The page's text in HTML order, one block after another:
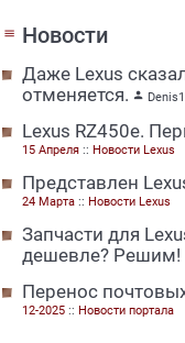
menu Новости
Даже Lexus
отменяется.  Denis1
Lexus RZ450e.
15 Апреля :: Новости Lexus
Представлен
24 Марта :: Новости Lexus
Запчасти для
дешевле? Решим!
Перенос
12-2025 :: Новости портала